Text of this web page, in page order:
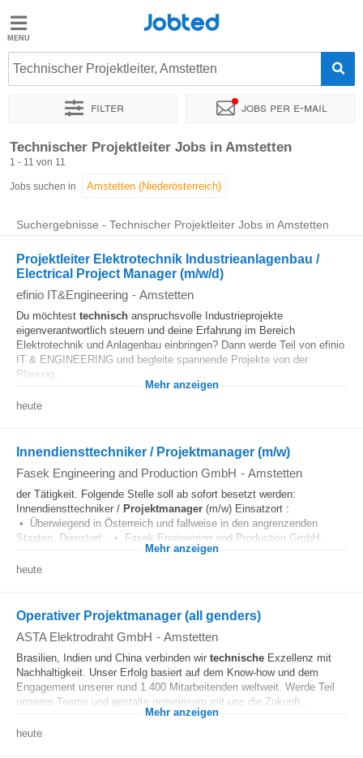
Jobted
Jobs
Jobted
Technischer Projektleiter, Amstetten
Filter Jobs per e-mail
Sortieren nach Genauer Standort Unternehmen
Technischer Projektleiter Jobs in Amstetten
1 - 11 von 11
Jobs suchen in
Suchergebnisse - Technischer Projektleiter Jobs in Amstetten
Projektleiter Elektrotechnik Industrieanlagenbau /
Electrical Project Manager (m/w/d)
efinio IT&Engineering - Amstetten
Du möchtest technisch anspruchsvolle Industrieprojekte
eigenverantwortlich steuern und deine Erfahrung im Bereich
Elektrotechnik und Anlagenbau einbringen? Dann werde Teil von efinio
IT & ENGINEERING und begleite spannende Projekte von der
Planung...
Mehr anzeigen
heute
Innendiensttechniker / Projektmanager (m/w)
Fasek Engineering and Production GmbH - Amstetten
der Tätigkeit. Folgende Stelle soll ab sofort besetzt werden:
Innendiensttechniker / Projektmanager (m/w) Einsatzort :
• Überwiegend in Österreich und fallweise in den angrenzenden
Staaten. Dienstort : • Fasek Engineering and Production GmbH...
Mehr anzeigen
heute
Operativer Projektmanager (all genders)
ASTA Elektrodraht GmbH - Amstetten
Brasilien, Indien und China verbinden wir technische Exzellenz mit
Nachhaltigkeit. Unser Erfolg basiert auf dem Know-how und dem
Engagement unserer rund 1.400 Mitarbeitenden weltweit. Werde Teil
unseres Teams und gestalte gemeinsam mit uns die Zukunft...
Mehr anzeigen
heute